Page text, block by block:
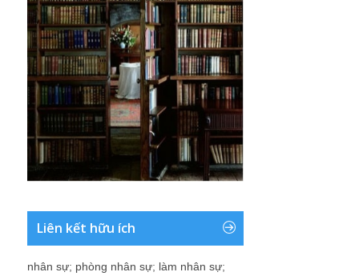
Liên kết hữu ích
nhân sự; phòng nhân sự; làm nhân sự;